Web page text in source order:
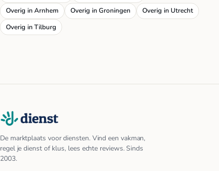
Overig in Arnhem
Overig in Groningen
Overig in Utrecht
Overig in Tilburg
De marktplaats voor diensten. Vind een vakman,
regel je dienst of klus, lees echte reviews. Sinds
2003.